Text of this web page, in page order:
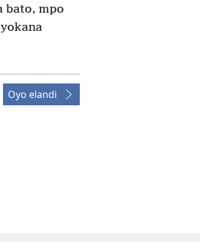
bato, mpo
Oyo elandi